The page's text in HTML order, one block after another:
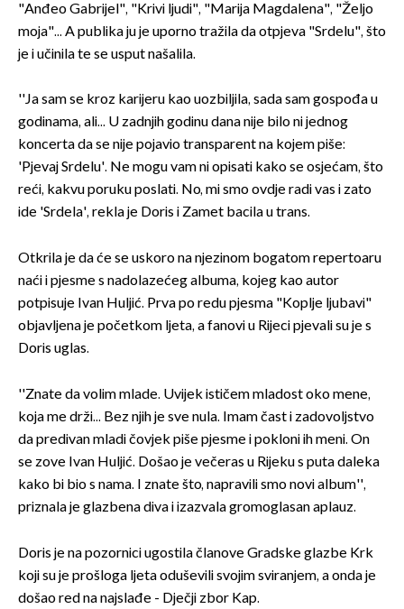
"Anđeo Gabrijel", "Krivi ljudi", "Marija Magdalena", "Željo
moja"... A publika ju je uporno tražila da otpjeva "Srdelu", što
je i učinila te se usput našalila.
''Ja sam se kroz karijeru kao uozbiljila, sada sam gospođa u
godinama, ali... U zadnjih godinu dana nije bilo ni jednog
koncerta da se nije pojavio transparent na kojem piše:
'Pjevaj Srdelu'. Ne mogu vam ni opisati kako se osjećam, što
reći, kakvu poruku poslati. No, mi smo ovdje radi vas i zato
ide 'Srdela', rekla je Doris i Zamet bacila u trans.
Otkrila je da će se uskoro na njezinom bogatom repertoaru
naći i pjesme s nadolazećeg albuma, kojeg kao autor
potpisuje Ivan Huljić. Prva po redu pjesma "Koplje ljubavi"
objavljena je početkom ljeta, a fanovi u Rijeci pjevali su je s
Doris uglas.
''Znate da volim mlade. Uvijek ističem mladost oko mene,
koja me drži... Bez njih je sve nula. Imam čast i zadovoljstvo
da predivan mladi čovjek piše pjesme i pokloni ih meni. On
se zove Ivan Huljić. Došao je večeras u Rijeku s puta daleka
kako bi bio s nama. I znate što, napravili smo novi album'',
priznala je glazbena diva i izazvala gromoglasan aplauz.
Doris je na pozornici ugostila članove Gradske glazbe Krk
koji su je prošloga ljeta oduševili svojim sviranjem, a onda je
došao red na najslađe - Dječji zbor Kap.